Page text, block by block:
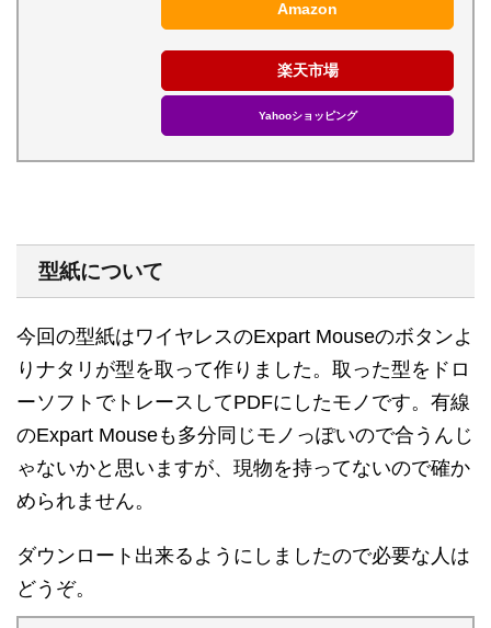
Amazon
楽天市場
Yahooショッピング
型紙について
今回の型紙はワイヤレスのExpart Mouseのボタンよ
りナタリが型を取って作りました。取った型をドロ
ーソフトでトレースしてPDFにしたモノです。有線
のExpart Mouseも多分同じモノっぽいので合うんじ
ゃないかと思いますが、現物を持ってないので確か
められません。
ダウンロート出来るようにしましたので必要な人は
どうぞ。